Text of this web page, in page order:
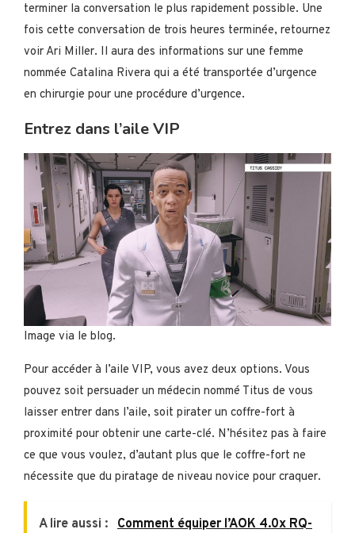
terminer la conversation le plus rapidement possible. Une
fois cette conversation de trois heures terminée, retournez
voir Ari Miller. Il aura des informations sur une femme
nommée Catalina Rivera qui a été transportée d’urgence
en chirurgie pour une procédure d’urgence.
Entrez dans l’aile VIP
Image via le blog.
Pour accéder à l’aile VIP, vous avez deux options. Vous
pouvez soit persuader un médecin nommé Titus de vous
laisser entrer dans l’aile, soit pirater un coffre-fort à
proximité pour obtenir une carte-clé. N’hésitez pas à faire
ce que vous voulez, d’autant plus que le coffre-fort ne
nécessite que du piratage de niveau novice pour craquer.
A lire aussi :
Comment équiper l’AOK 4.0x RQ-